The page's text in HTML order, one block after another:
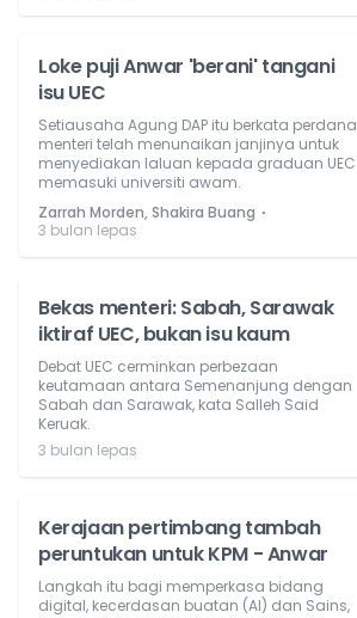
Loke puji Anwar 'berani' tangani
isu UEC
Setiausaha Agung DAP itu berkata perdana
menteri telah menunaikan janjinya untuk
menyediakan laluan kepada graduan UEC
memasuki universiti awam.
Zarrah Morden, Shakira Buang ⋅
3 bulan lepas
Bekas menteri: Sabah, Sarawak
iktiraf UEC, bukan isu kaum
Debat UEC cerminkan perbezaan
keutamaan antara Semenanjung dengan
Sabah dan Sarawak, kata Salleh Said
Keruak.
3 bulan lepas
Kerajaan pertimbang tambah
peruntukan untuk KPM - Anwar
Langkah itu bagi memperkasa bidang
digital, kecerdasan buatan (AI) dan Sains,